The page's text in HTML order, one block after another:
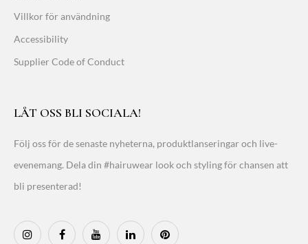
Villkor för användning
Accessibility
Supplier Code of Conduct
LÅT OSS BLI SOCIALA!
Följ oss för de senaste nyheterna, produktlanseringar och live-
evenemang. Dela din #hairuwear look och styling för chansen att
bli presenterad!